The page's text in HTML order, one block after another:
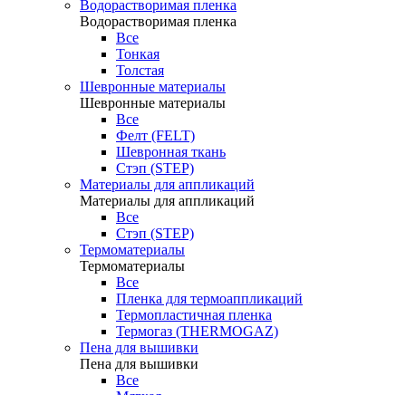
Водорастворимая пленка
Водорастворимая пленка
Все
Тонкая
Толстая
Шевронные материалы
Шевронные материалы
Все
Фелт (FELT)
Шевронная ткань
Стэп (STEP)
Материалы для аппликаций
Материалы для аппликаций
Все
Стэп (STEP)
Термоматериалы
Термоматериалы
Все
Пленка для термоаппликаций
Термопластичная пленка
Термогаз (THERMOGAZ)
Пена для вышивки
Пена для вышивки
Все